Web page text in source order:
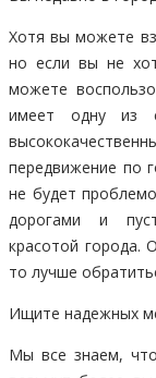
Хотя вы можете
но если вы не
можете
имеет одну из
передвижение по
не будет
дорогами и
красотой города.
то лучше
Ищите надежных
Мы все знаем,